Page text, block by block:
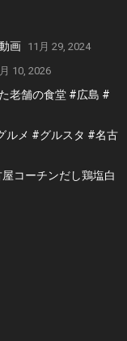
画 11月 29, 2024
10, 2026
老舗の食堂 #広島 #
ルメ #グルスタ #名古
コーチンだし鶏塩白